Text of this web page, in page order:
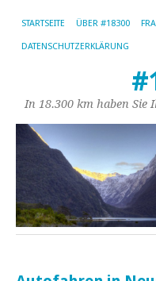
STARTSEITE ÜBER #18300
DATENSCHUTZERKLÄRUNG
In 18.300 km haben